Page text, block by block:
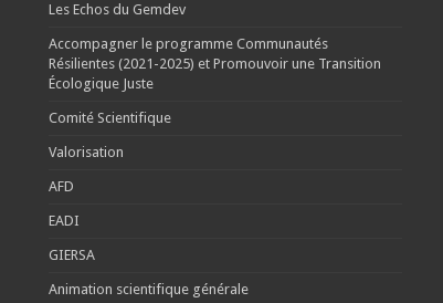
Les Echos du Gemdev
Accompagner le programme Communautés
Résilientes (2021-2025) et Promouvoir une Transition
Écologique Juste
Comité Scientifique
Valorisation
AFD
EADI
GIERSA
Animation scientifique générale